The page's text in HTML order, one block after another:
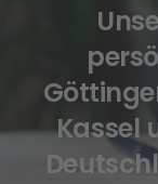
Kassel